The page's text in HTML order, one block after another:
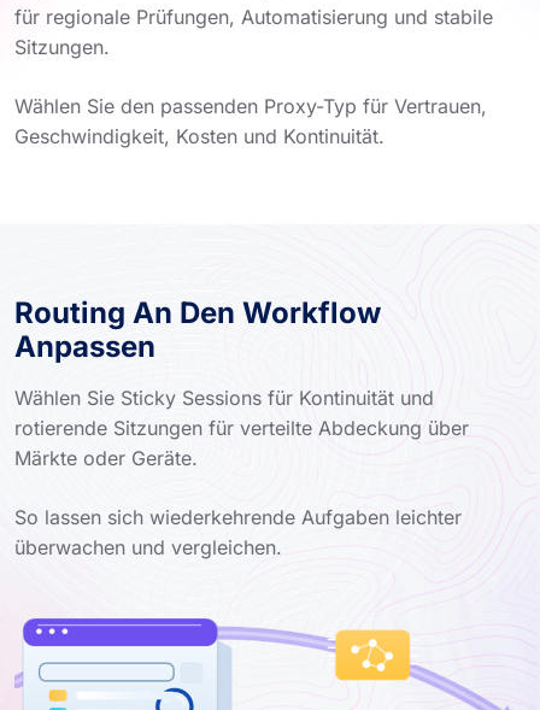
für regionale Prüfungen, Automatisierung und stabile
Sitzungen.
Wählen Sie den passenden Proxy-Typ für Vertrauen,
Geschwindigkeit, Kosten und Kontinuität.
Routing An Den Workflow
Anpassen
Wählen Sie Sticky Sessions für Kontinuität und
rotierende Sitzungen für verteilte Abdeckung über
Märkte oder Geräte.
So lassen sich wiederkehrende Aufgaben leichter
überwachen und vergleichen.